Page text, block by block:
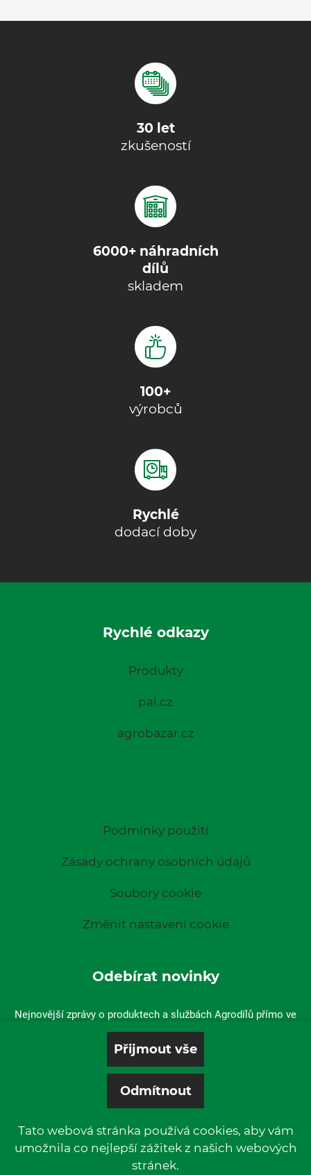
30 let
zkušeností
6000+ náhradních
dílů
skladem
100+
výrobců
Rychlé
dodací doby
Rychlé odkazy
Produkty
pal.cz
agrobazar.cz
Podmínky použití
Zásady ochrany osobních údajů
Soubory cookie
Změnit nastavení cookie
Odebírat novinky
Nejnovější zprávy o produktech a službách Agrodílů přímo ve
vaší doručené poště.
Tato webová stránka používá cookies, aby vám
umožnila co nejlepší zážitek z našich webových
stránek.